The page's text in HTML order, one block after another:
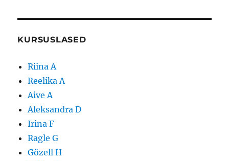
KURSUSLASED
Riina A
Reelika A
Aive A
Aleksandra D
Irina F
Ragle G
Gözell H